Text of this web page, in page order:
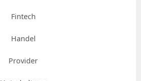
Fintech
Handel
Provider